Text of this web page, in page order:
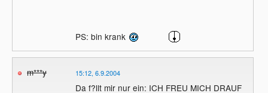
PS: bin krank
m***y 15:12, 6.9.2004
Da f?llt mir nur ein: ICH FREU MICH DRAUF